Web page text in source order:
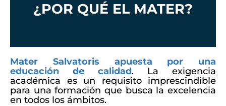
¿POR QUÉ EL MATER?
Mater Salvatoris apuesta por una
educación de calidad. La exigencia
académica es un requisito imprescindible
para una formación que busca la excelencia
en todos los ámbitos.